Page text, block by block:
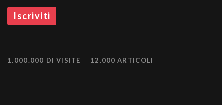
1.000.000 DI VISITE 12.000 ARTICOLI